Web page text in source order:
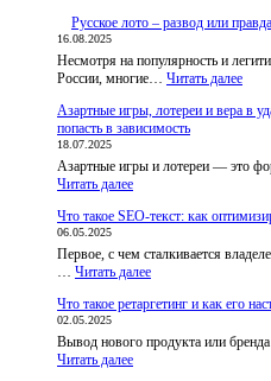
разблокировки
запустил
приложения
бот,
чтобы
не
теряли
к
Русское лото – развод или
16.08.2025
Несмотря на популярность и
России, многие… Читать далее:
лото
или
Азартные игры, лотереи и вера в
попасть в зависимость
18.07.2025
Азартные игры и лотереи — это
Читать далее:
игры,
и
вера
удачу:
развлечься
безопасно
Что такое SEO-текст: как
06.05.2025
Первое, с чем сталкивается
Читать далее:
такое
текст:
Что такое ретаргетинг и как его
02.05.2025
Вывод нового продукта или
Читать далее: